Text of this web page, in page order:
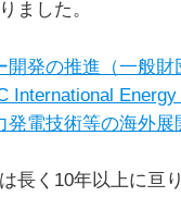
ました。
発の推進（一般財
International
電技術等の海外展
長く10年以上に亘